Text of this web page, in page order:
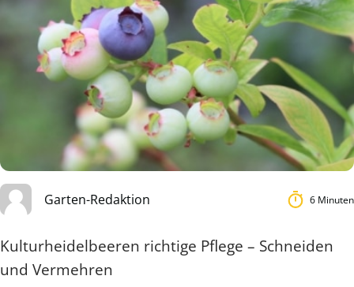
Garten-Redaktion 6 Minuten
Kulturheidelbeeren richtige Pflege – Schneiden
und Vermehren